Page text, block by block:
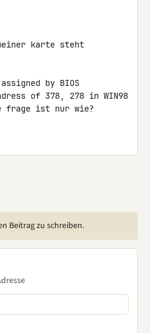
karte steht
of 378, 278 in WIN98
ist nur wie?
Beitrag zu schreiben.